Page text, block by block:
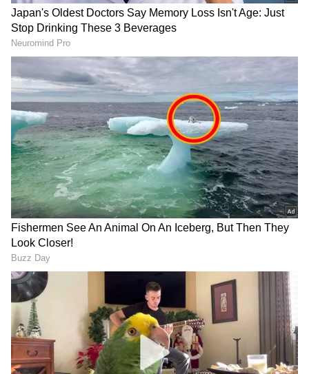
Image Credit :Social Media
ಮನೆ ಕಟ್ಟಿಸ್ತಿರೋ ಹನುಮಂತ
ಬಿಗ್‌ಬಾಸ್‌ನ 50 ಲಕ್ಷ ರೂಪಾಯಿಗಳಲ್ಲಿ ಕೈಗೆ ಸಿಕ್ಕ 35 ಲಕ್ಷ
ರೂಪಾಯಿ ಹಾಗೂ ‘ಸರಿಗಮಪ ಸೀಸನ್ 15’
ಕಾರ್ಯಕ್ರಮದಲ್ಲಿ ಮೊದಲ ರನ್ನರ್‌ ಅಪ್ ಆದಾಗ ಸಿಕ್ಕ
ಬಹುಮಾನದಿಂದ ಸದ್ಯ ಮನೆ ಕಟ್ಟುವಲ್ಲಿ ಹನುಮಂತ ಅವರು
ನಿರತರಾಗಿದ್ದಾರೆ.